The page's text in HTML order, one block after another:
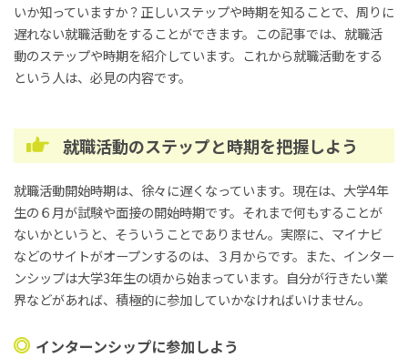
いか知っていますか？正しいステップや時期を知ることで、周りに
遅れない就職活動をすることができます。この記事では、就職活
動のステップや時期を紹介しています。これから就職活動をする
という人は、必見の内容です。
就職活動のステップと時期を把握しよう
就職活動開始時期は、徐々に遅くなっています。現在は、大学4年
生の６月が試験や面接の開始時期です。それまで何もすることが
ないかというと、そういうことでありません。実際に、マイナビ
などのサイトがオープンするのは、３月からです。また、インター
ンシップは大学3年生の頃から始まっています。自分が行きたい業
界などがあれば、積極的に参加していかなければいけません。
インターンシップに参加しよう